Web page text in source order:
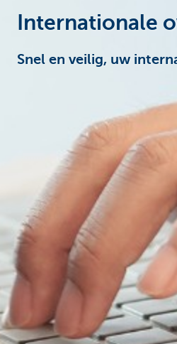
Internationale
Snel en veilig, uw